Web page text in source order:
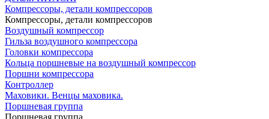
Компрессоры, детали компрессоров
Компрессоры, детали компрессоров
Воздушный компрессор
Гильза воздушного компрессора
Головки компрессора
Кольца поршневые на воздушный компрессор
Поршни компрессора
Контроллер
Маховики. Венцы маховика.
Поршневая группа
Поршневая группа